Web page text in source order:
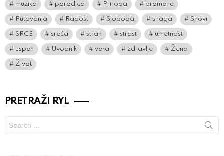
muzika porodica Priroda promene
Putovanja Radost Sloboda snaga Snovi
SRCE sreća strah strast umetnost
uspeh Uvodnik vera zdravlje Žena
Život
PRETRAŽI RYL
for: